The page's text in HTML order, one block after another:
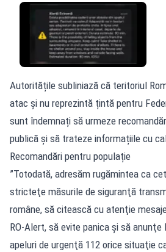
Autoritățile subliniază că teritoriul
atac și nu reprezintă țintă pentru
sunt îndemnați să urmeze
publică și să trateze informațiile cu
Recomandări pentru populație
”Totodată, adresăm rugămintea ca
stricteţe măsurile de siguranţă
române, să citească cu atenţie
RO-Alert, să evite panica şi să
apeluri de urgenţă 112 orice situaţie